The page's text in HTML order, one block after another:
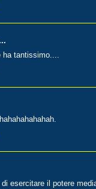
ha tantissimo....
esercitare il potere